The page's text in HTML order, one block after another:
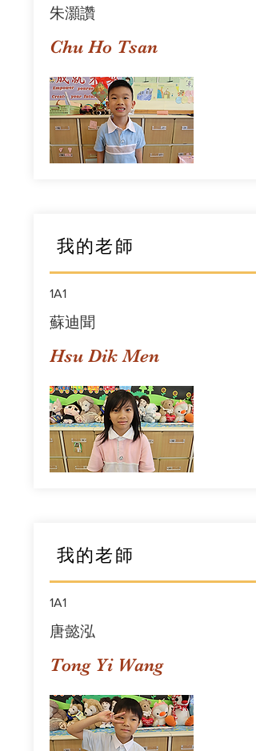
朱灝讚
Chu Ho Tsan
我的老師
1A1
蘇迪聞
Hsu Dik Men
我的老師
1A1
唐懿泓
Tong Yi Wang